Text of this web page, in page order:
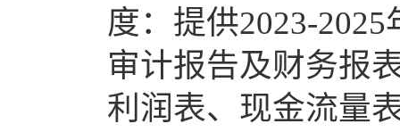
度：提供2023-2025
审计报告及财务报
利润表、现金流量